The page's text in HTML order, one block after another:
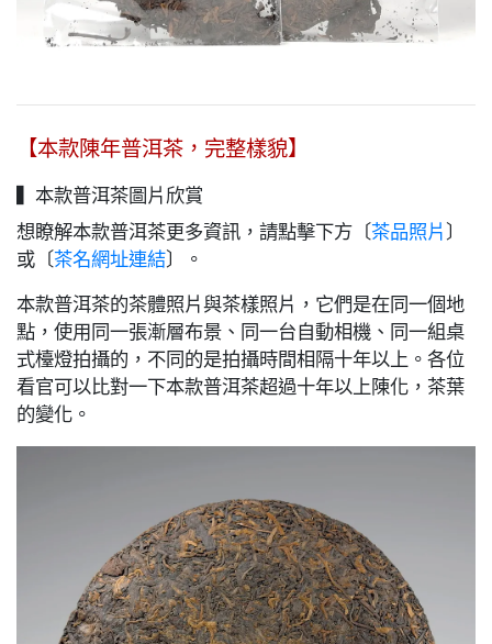
【本款陳年普洱茶，完整樣貌】
▍本款普洱茶圖片欣賞
想瞭解本款普洱茶更多資訊，請點擊下方〔茶品照片 〕
或〔茶名網址連結〕。
本款普洱茶的茶體照片與茶樣照片，它們是在同一個地
點，使用同一張漸層布景、同一台自動相機、同一組桌
式檯燈拍攝的，不同的是拍攝時間相隔十年以上。各位
看官可以比對一下本款普洱茶超過十年以上陳化，茶葉
的變化。